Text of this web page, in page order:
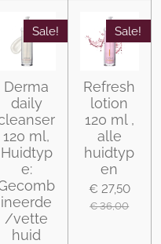
Sale!
Derma
daily
120 ml,
Huidtyp
e:
ineerde
/vette
huid
Sale!
Refresh
lotion
120 ml ,
alle
huidtyp
en
€ 27,50
€ 36,00